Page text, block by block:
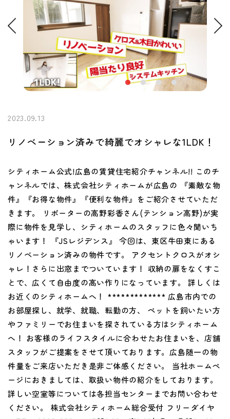
2023.09.13
リノベーション済みで綺麗でオシャレな1LDK！
シティホーム公式!広島の賃貸住宅紹介チャンネル!! このチ
ャンネルでは、株式会社シティホームが広島の 『素敵な物
件』『お得な物件』『便利な物件』をご紹介させていただ
きます。 リポーターの高野彩香さん(テンション高野)が実
際に物件を見学し、シティホームのスタッフに色々聞いち
ゃいます！ 『JSレジデンス』 今回は、東区牛田東にある
リノベーション済みの物件です。 アクセントクロスがオシ
ャレ！さらに出窓までついています！ 収納の扉をなくすこ
とで、広くて自由度の高い作りになっています。 詳しくは
お近くのシティホームへ！ ************* 広島市内での
お部屋探し、就学、就職、転勤の方、 ペットを飼いたい方
やファミリーでお住まいを探されている方はシティホーム
へ！ お客様のライフスタイルに合わせたお住まいを、店舗
スタッフがご提案をさせて頂いております。広島随一の物
件量をご来店いただき是非ご体感ください。 当社ホームペ
ージにおきましては、取扱い物件の紹介をしております。
詳しい空室等については各担当センターまでお問い合わせ
ください。 株式会社シティホーム総合受付 フリーダイヤ